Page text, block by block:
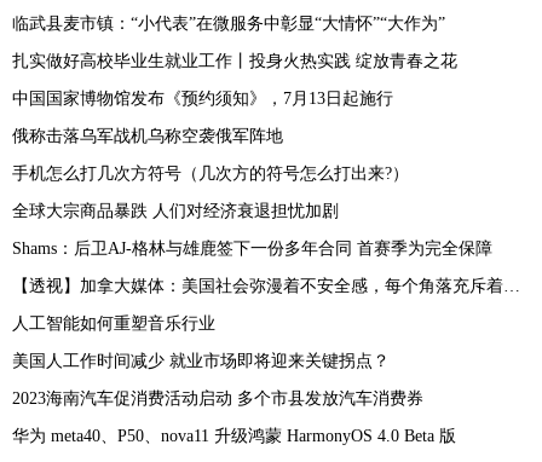
临武县麦市镇：“小代表”在微服务中彰显“大情怀”“大作为”
扎实做好高校毕业生就业工作丨投身火热实践 绽放青春之花
中国国家博物馆发布《预约须知》，7月13日起施行
俄称击落乌军战机乌称空袭俄军阵地
手机怎么打几次方符号（几次方的符号怎么打出来?）
全球大宗商品暴跌 人们对经济衰退担忧加剧
Shams：后卫AJ-格林与雄鹿签下一份多年合同 首赛季为完全保障
人工智能如何重塑音乐行业
美国人工作时间减少 就业市场即将迎来关键拐点？
2023海南汽车促消费活动启动 多个市县发放汽车消费券
华为 meta40、P50、nova11 升级鸿蒙 HarmonyOS 4.0 Beta 版